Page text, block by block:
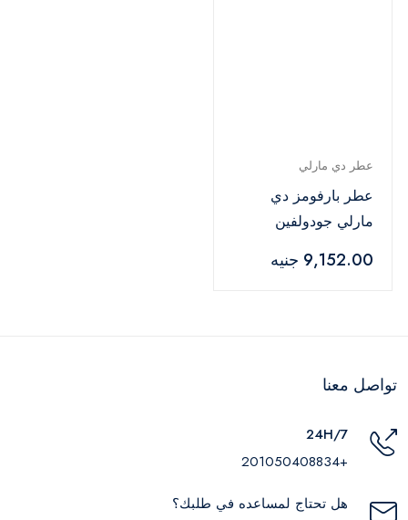
عطر دي مارلي
عطر بارفومز دي
مارلي جودولفين
9,152.00 جنيه
تواصل معنا
24H/7
+201050408834
هل تحتاج لمساعده في طلبك؟